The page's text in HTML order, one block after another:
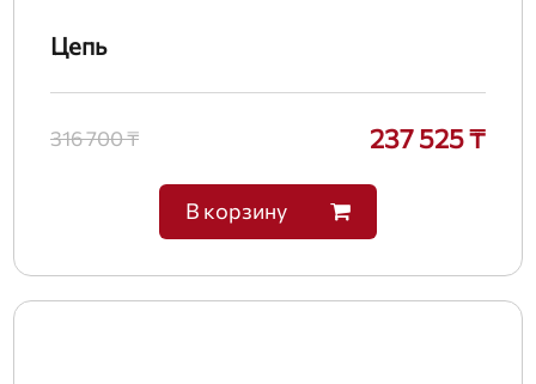
Цепь
316 700 ₸ 237 525 ₸
В корзину